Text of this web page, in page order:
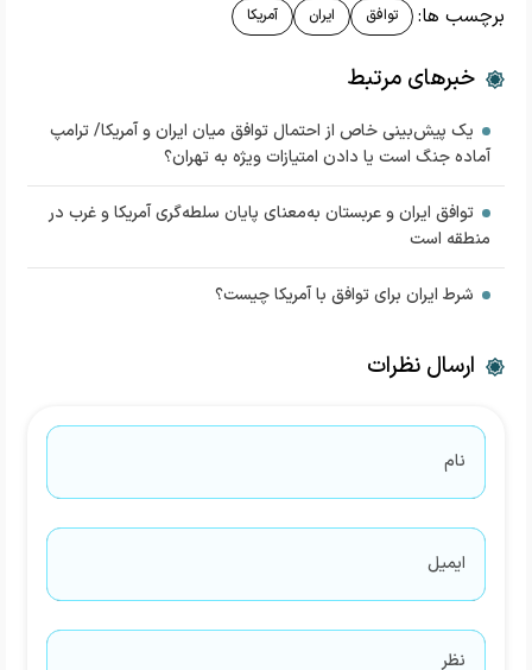
برچسب ها: توافق ایران آمریکا
خبرهای مرتبط
یک پیش‌بینی خاص از احتمال توافق میان ایران و آمریکا/ ترامپ
آماده جنگ است یا دادن امتیازات ویژه به تهران؟
توافق ایران و عربستان به‌معنای پایان سلطه‌گری آمریکا و غرب در
منطقه است
شرط ایران برای توافق با آمریکا چیست؟
ارسال نظرات